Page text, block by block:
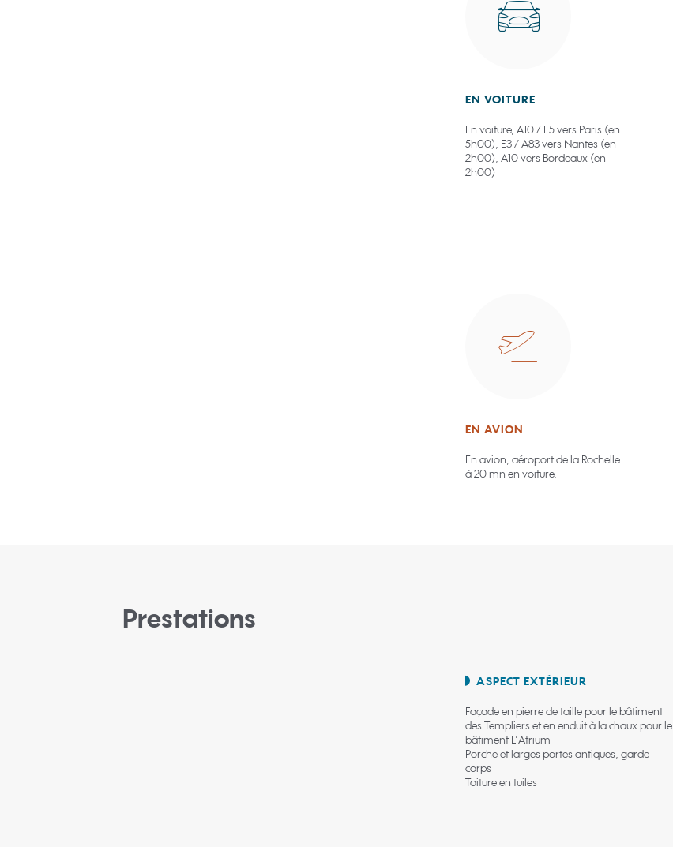
EN VOITURE
En voiture, A10 / E5 vers Paris (en
5h00), E3 / A83 vers Nantes (en
2h00), A10 vers Bordeaux (en
2h00)
EN AVION
En avion, aéroport de la Rochelle
à 20 mn en voiture.
Prestations
ASPECT EXTÉRIEUR
Façade en pierre de taille pour le bâtiment
des Templiers et en enduit à la chaux pour le
bâtiment L’Atrium
Porche et larges portes antiques, garde-
corps
Toiture en tuiles